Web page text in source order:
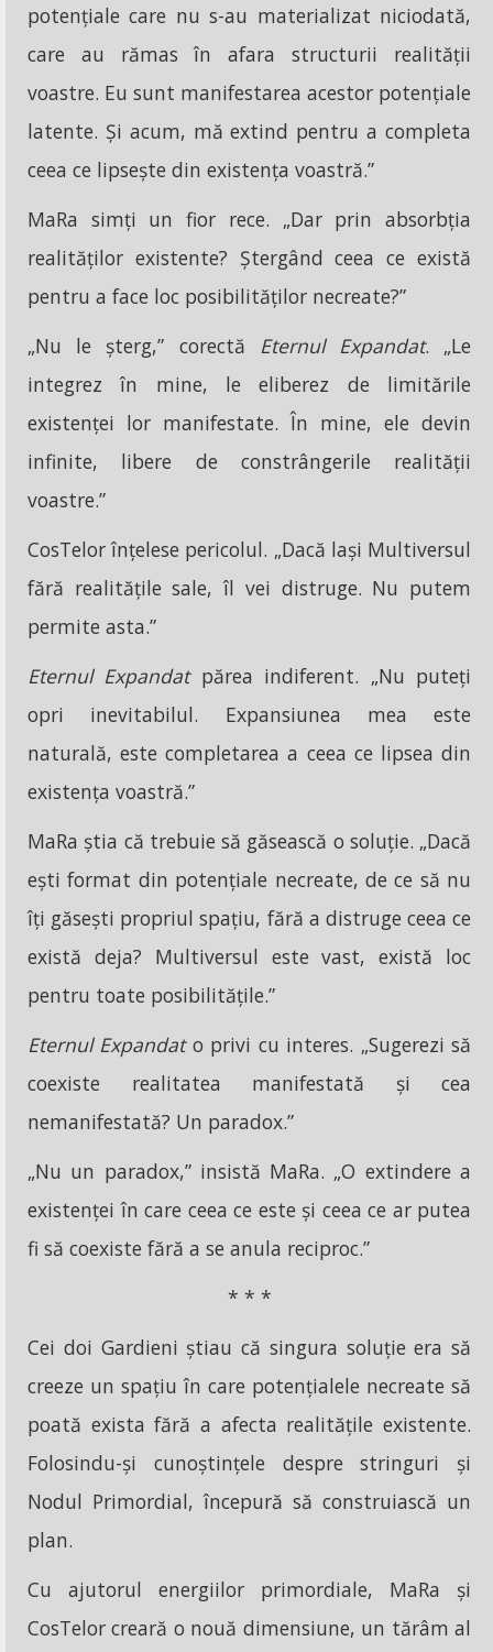
potențiale care nu s-au materializat niciodată,
care au rămas în afara structurii realității
voastre. Eu sunt manifestarea acestor potențiale
latente. Și acum, mă extind pentru a completa
ceea ce lipsește din existența voastră.”
MaRa simți un fior rece. „Dar prin absorbția
realităților existente? Ștergând ceea ce există
pentru a face loc posibilităților necreate?”
„Nu le șterg,” corectă Eternul Expandat. „Le
integrez în mine, le eliberez de limitările
existenței lor manifestate. În mine, ele devin
infinite, libere de constrângerile realității
voastre.”
CosTelor înțelese pericolul. „Dacă lași Multiversul
fără realitățile sale, îl vei distruge. Nu putem
permite asta.”
Eternul Expandatpărea indiferent. „Nu puteți
opri inevitabilul. Expansiunea mea este
naturală, este completarea a ceea ce lipsea din
existența voastră.”
MaRa știa că trebuie să găsească o soluție. „Dacă
ești format din potențiale necreate, de ce să nu
îți găsești propriul spațiu, fără a distruge ceea ce
există deja? Multiversul este vast, există loc
pentru toate posibilitățile.”
Eternul Expandato privi cu interes. „Sugerezi să
coexiste realitatea manifestată și cea
nemanifestată? Un paradox.”
„Nu un paradox,” insistă MaRa. „O extindere a
existenței în care ceea ce este și ceea ce ar putea
fi să coexiste fără a se anula reciproc.”
* * *
Cei doi Gardieni știau că singura soluție era să
creeze un spațiu în care potențialele necreate să
poată exista fără a afecta realitățile existente.
Folosindu-și cunoștințele despre stringuri și
Nodul Primordial, începură să construiască un
plan.
Cu ajutorul energiilor primordiale, MaRa și
CosTelor creară o nouă dimensiune, un tărâm al